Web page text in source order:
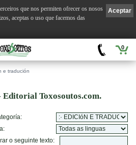
0
e tradución
Editorial Toxosoutos.com.
o seguinte texto:
Aceptar
que nos permiten ofrecer os nosos
aceptas o uso que facemos das